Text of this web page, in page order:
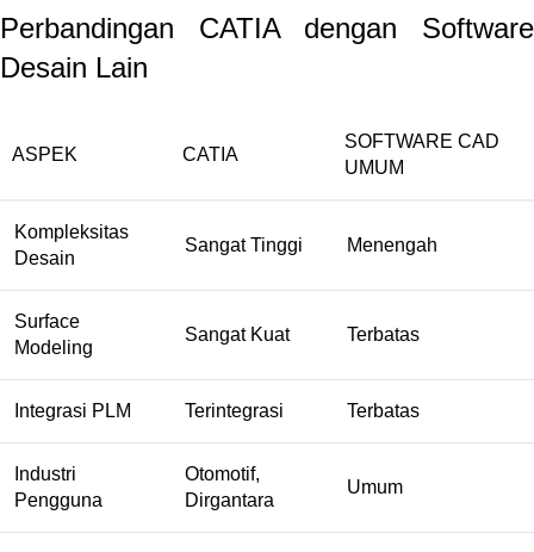
Perbandingan CATIA dengan Software
Desain Lain
ASPEK CATIA
SOFTWARE CAD
UMUM
Kompleksitas
Desain
Sangat Tinggi Menengah
Surface
Modeling
Sangat Kuat Terbatas
Integrasi PLM Terintegrasi Terbatas
Industri
Pengguna
Otomotif,
Dirgantara
Umum